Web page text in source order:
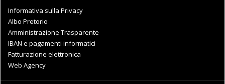
Informativa sulla Privacy
Albo Pretorio
Amministrazione Trasparente
IBAN e pagamenti informatici
Fatturazione elettronica
Web Agency